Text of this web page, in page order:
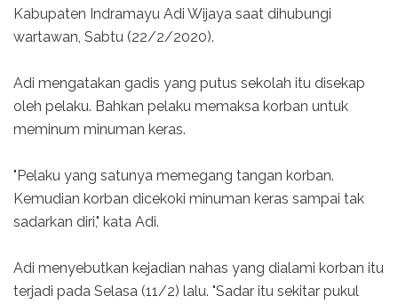
Kabupaten Indramayu Adi Wijaya saat dihubungi
wartawan, Sabtu (22/2/2020).
Adi mengatakan gadis yang putus sekolah itu disekap
oleh pelaku. Bahkan pelaku memaksa korban untuk
meminum minuman keras.
"Pelaku yang satunya memegang tangan korban.
Kemudian korban dicekoki minuman keras sampai tak
sadarkan diri," kata Adi.
Adi menyebutkan kejadian nahas yang dialami korban itu
terjadi pada Selasa (11/2) lalu. "Sadar itu sekitar pukul